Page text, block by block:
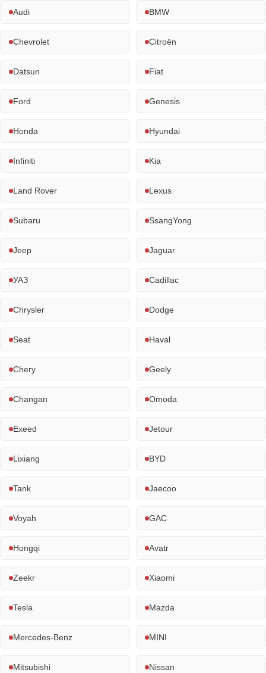
Audi BMW
Chevrolet Citroën
Datsun Fiat
Ford Genesis
Honda Hyundai
Infiniti Kia
Land Rover Lexus
Subaru SsangYong
Jeep Jaguar
УАЗ Cadillac
Chrysler Dodge
Seat Haval
Chery Geely
Changan Omoda
Exeed Jetour
Lixiang BYD
Tank Jaecoo
Voyah GAC
Hongqi Avatr
Zeekr Xiaomi
Tesla Mazda
Mercedes-Benz MINI
Mitsubishi Nissan